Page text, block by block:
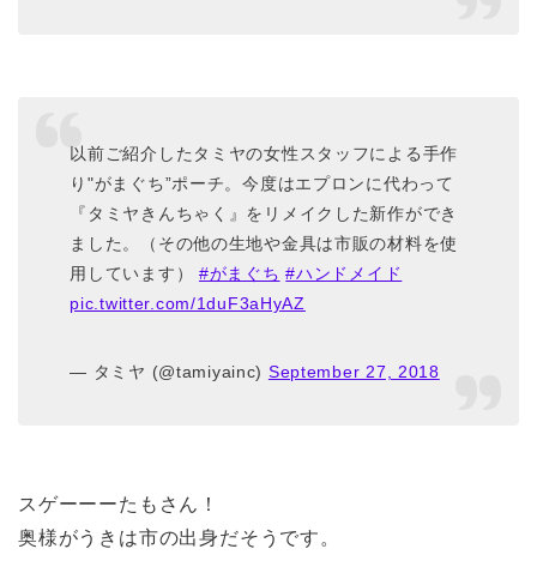
以前ご紹介したタミヤの女性スタッフによる手作
り"がまぐち”ポーチ。今度はエプロンに代わって
『タミヤきんちゃく』をリメイクした新作ができ
ました。（その他の生地や金具は市販の材料を使
用しています） #がまぐち #ハンドメイド
pic.twitter.com/1duF3aHyAZ
— タミヤ (@tamiyainc) September 27, 2018
スゲーーーたもさん！
奥様がうきは市の出身だそうです。